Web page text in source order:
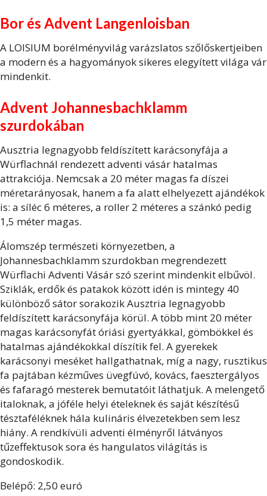
Bor és Advent Langenloisban
A LOISIUM borélményvilág varázslatos szőlőskertjeiben
a modern és a hagyományok sikeres elegyített világa vár
mindenkit.
Advent Johannesbachklamm
szurdokában
Ausztria legnagyobb feldíszített karácsonyfája a
Würflachnál rendezett adventi vásár hatalmas
attrakciója. Nemcsak a 20 méter magas fa díszei
méretarányosak, hanem a fa alatt elhelyezett ajándékok
is: a síléc 6 méteres, a roller 2 méteres a szánkó pedig
1,5 méter magas.
Álomszép természeti környezetben, a
Johannesbachklamm szurdokban megrendezett
Würflachi Adventi Vásár szó szerint mindenkit elbűvöl.
Sziklák, erdők és patakok között idén is mintegy 40
különböző sátor sorakozik Ausztria legnagyobb
feldíszített karácsonyfája körül. A több mint 20 méter
magas karácsonyfát óriási gyertyákkal, gömbökkel és
hatalmas ajándékokkal díszítik fel. A gyerekek
karácsonyi meséket hallgathatnak, míg a nagy, rusztikus
fa pajtában kézműves üvegfúvó, kovács, faesztergályos
és fafaragó mesterek bemutatóit láthatjuk. A melengető
italoknak, a jóféle helyi ételeknek és saját készítésű
tésztaféléknek hála kulináris élvezetekben sem lesz
hiány. A rendkívüli adventi élményről látványos
tűzeffektusok sora és hangulatos világítás is
gondoskodik.
Belépő: 2,50 euró